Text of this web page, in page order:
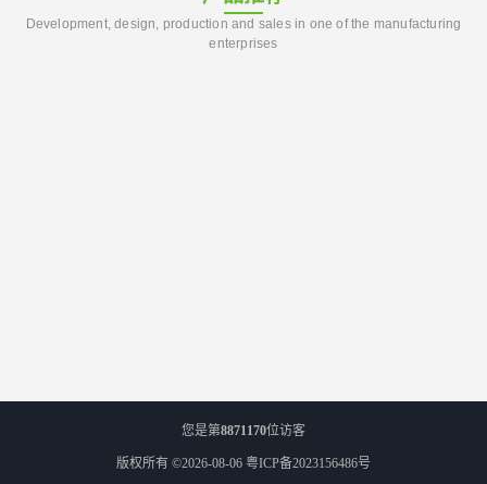
Development, design, production and sales in one of the manufacturing
enterprises
您是第8871170位访客
版权所有 ©2026-08-06 粤ICP备2023156486号